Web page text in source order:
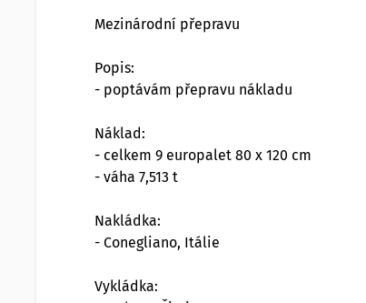
Mezinárodní přepravu
Popis:
- poptávám přepravu nákladu
Náklad:
- celkem 9 europalet 80 x 120 cm
- váha 7,513 t
Nakládka:
- Conegliano, Itálie
Vykládka: